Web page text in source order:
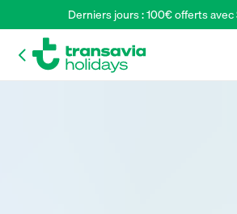
Derniers jours : 100€ offerts avec